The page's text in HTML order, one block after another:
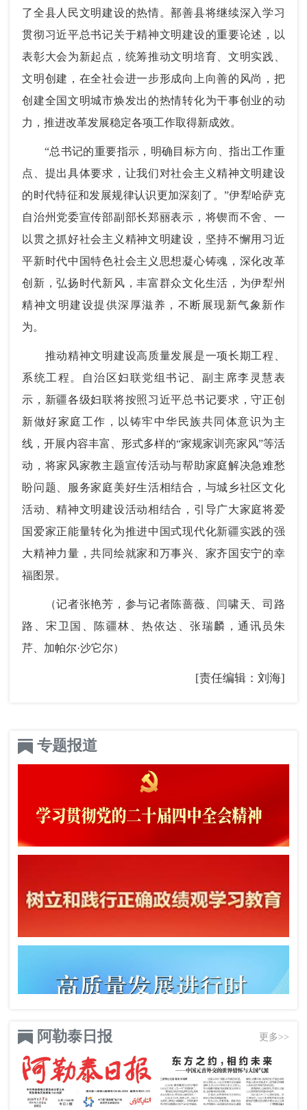
了全县人民文明建设的热情。鄯善县将继续深入学习
贯彻习近平总书记关于精神文明建设的重要论述，以
表彰大会为新起点，统筹推动文明培育、文明实践、
文明创建，在全社会进一步形成向上向善的风尚，把
创建全国文明城市焕发出的热情转化为干事创业的动
力，推进改革发展稳定各项工作取得新成效。
“总书记的重要指示，明确目标方向、指出工作重
点、提出具体要求，让我们对社会主义精神文明建设
的时代特征和发展规律认识更加深刻了。”伊犁哈萨克
自治州党委宣传部副部长郑丽表示，将锲而不舍、一
以贯之抓好社会主义精神文明建设，坚持不懈用习近
平新时代中国特色社会主义思想凝心铸魂，深化改革
创新，弘扬时代新风，丰富群众文化生活，为伊犁州
精神文明建设提供深厚滋养，不断展现新气象新作
为。
推动精神文明建设高质量发展是一项长期工程、
系统工程。自治区妇联党组书记、副主席李灵慧表
示，新疆各级妇联将按照习近平总书记要求，守正创
新做好家庭工作，以铸牢中华民族共同体意识为主
线，开展内容丰富、形式多样的“家规家训亮家风”等活
动，将家风家教主题宣传活动与帮助家庭解决急难愁
盼问题、服务家庭美好生活相结合，与城乡社区文化
活动、精神文明建设活动相结合，引导广大家庭将爱
国爱家正能量转化为推进中国式现代化新疆实践的强
大精神力量，共同绘就家和万事兴、家齐国安宁的幸
福图景。
（记者张艳芳，参与记者陈蔷薇、闫啸天、司路
路、宋卫国、陈疆林、热依达、张瑞麟，通讯员朱
芹、加帕尔·沙它尔）
[责任编辑：刘海]
专题报道
阿勒泰日报 更多>>